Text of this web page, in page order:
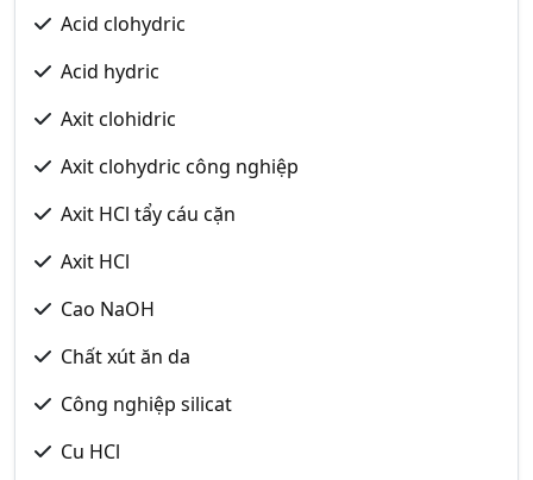
Acid clohydric
Acid hydric
Axit clohidric
Axit clohydric công nghiệp
Axit HCl tẩy cáu cặn
Axit HCl
Cao NaOH
Chất xút ăn da
Công nghiệp silicat
Cu HCl